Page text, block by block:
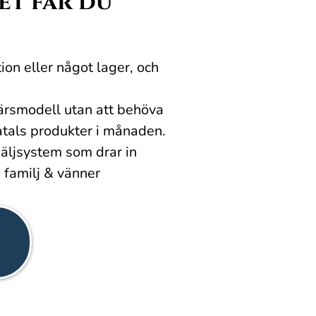
eller något lager, och
utan att behöva
produkter i månaden.
som drar in
& vänner